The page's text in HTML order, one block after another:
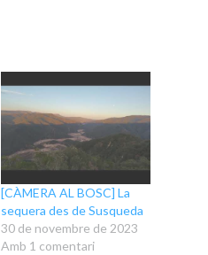
[CÀMERA AL BOSC] La
sequera des de Susqueda
30 de novembre de 2023
Amb 1 comentari